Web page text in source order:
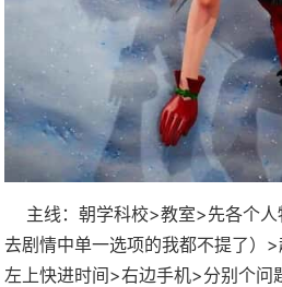
主线：朝学科校>教室>先各个人
去剧情中单一选项的我都不提了）
左上快进时间>右边手机>分别个